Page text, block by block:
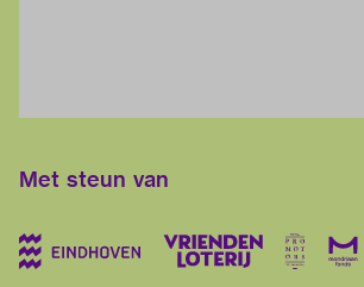
Met steun van